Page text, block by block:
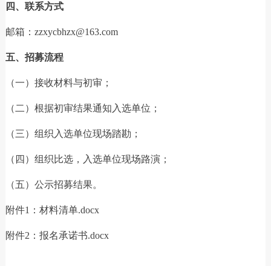
四、联系方式
邮箱：zzxycbhzx@163.com
五、招募流程
（一）接收材料与初审；
（二）根据初审结果通知入选单位；
（三）组织入选单位现场踏勘；
（四）组织比选，入选单位现场路演；
（五）公示招募结果。
附件1：材料清单.docx
附件2：报名承诺书.docx